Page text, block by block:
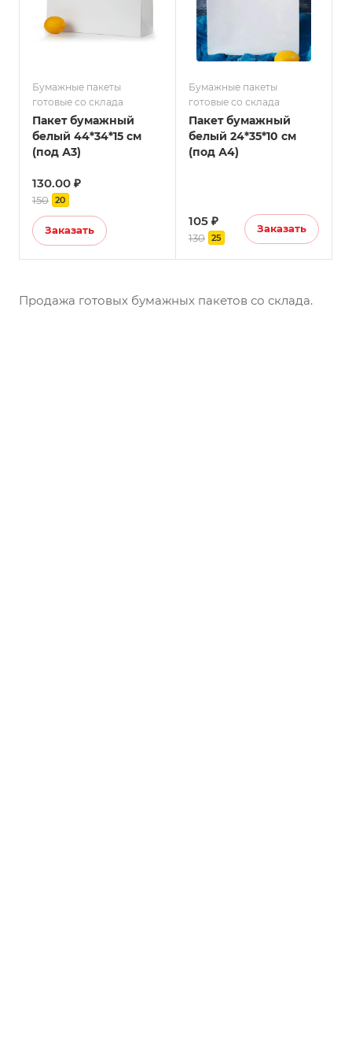
Бумажные пакеты
готовые со склада
Пакет бумажный
белый 44*34*15 см
(под А3)
130.00 ₽
150 20
Заказать
Бумажные пакеты
готовые со склада
Пакет бумажный
белый 24*35*10 см
(под А4)
105 ₽
130 25
Заказать
Продажа готовых бумажных пакетов со склада.